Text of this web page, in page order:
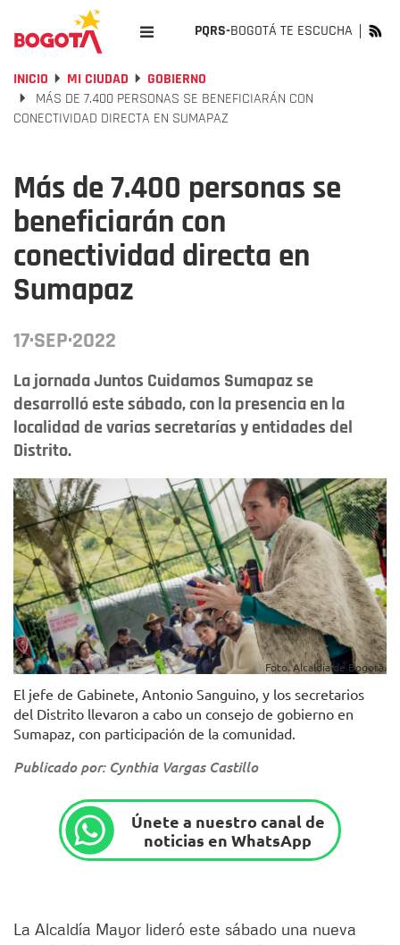
PQRS-BOGOTÁ TE ESCUCHA
INICIO MI CIUDAD
GOBIERNO
MÁS DE 7.400 PERSONAS SE BENEFICIARÁN CON
CONECTIVIDAD DIRECTA EN SUMAPAZ
Más de 7.400 personas se
beneficiarán con
conectividad directa en
Sumapaz
17·SEP·2022
La jornada Juntos Cuidamos Sumapaz se
desarrolló este sábado, con la presencia en la
localidad de varias secretarías y entidades del
Distrito.
Foto. Alcaldía de Bogotá.
El jefe de Gabinete, Antonio Sanguino, y los secretarios
del Distrito llevaron a cabo un consejo de gobierno en
Sumapaz, con participación de la comunidad.
Publicado por: Cynthia Vargas Castillo
Únete a nuestro canal de
noticias en WhatsApp
La Alcaldía Mayor lideró este sábado una nueva